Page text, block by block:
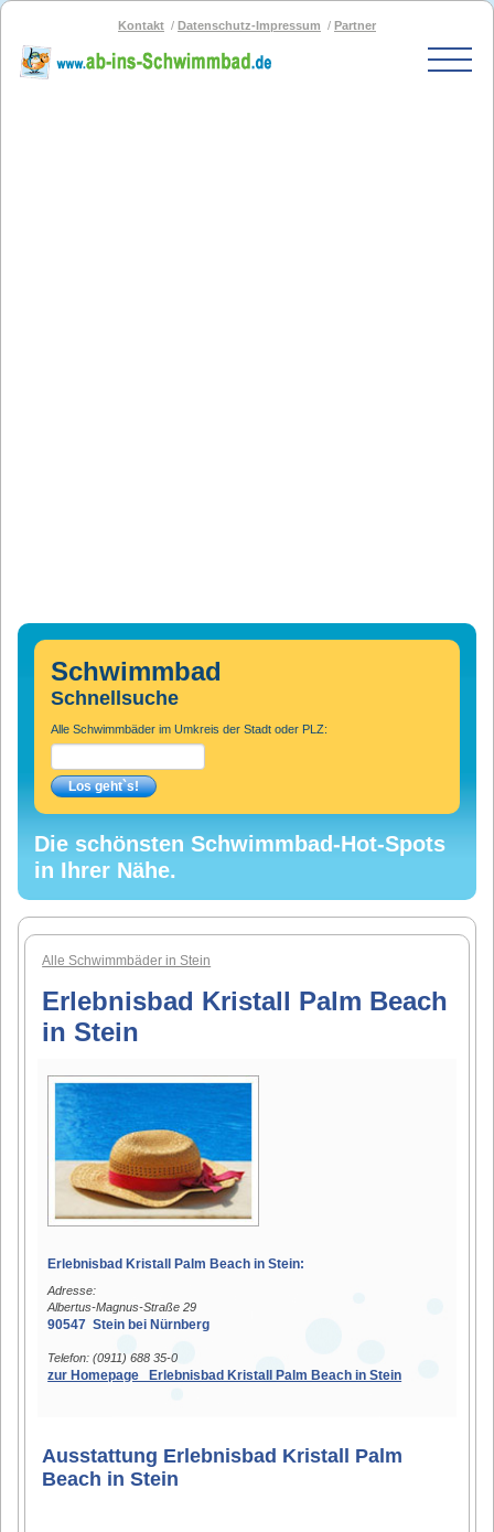
Kontakt Datenschutz-Impressum Partner
Schwimmbad
Schnellsuche
Alle Schwimmbäder im Umkreis der Stadt oder PLZ:
Die schönsten Schwimmbad-Hot-Spots
in Ihrer Nähe.
Alle Schwimmbäder in Stein
Erlebnisbad Kristall Palm Beach
in Stein
Erlebnisbad Kristall Palm Beach in Stein:
Adresse:
Albertus-Magnus-Straße 29
90547 Stein bei Nürnberg
Telefon: (0911) 688 35-0
zur Homepage Erlebnisbad Kristall Palm Beach in Stein
Ausstattung Erlebnisbad Kristall Palm
Beach in Stein